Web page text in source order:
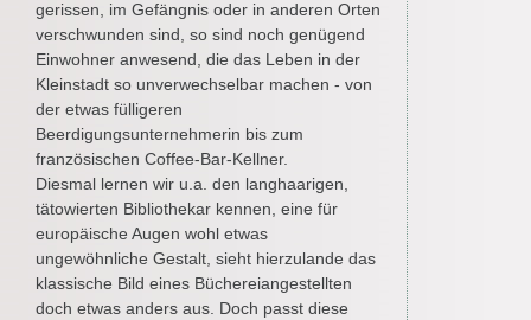
gerissen, im Gefängnis oder in anderen Orten
verschwunden sind, so sind noch genügend
Einwohner anwesend, die das Leben in der
Kleinstadt so unverwechselbar machen - von
der etwas fülligeren
Beerdigungsunternehmerin bis zum
französischen Coffee-Bar-Kellner.
Diesmal lernen wir u.a. den langhaarigen,
tätowierten Bibliothekar kennen, eine für
europäische Augen wohl etwas
ungewöhnliche Gestalt, sieht hierzulande das
klassische Bild eines Büchereiangestellten
doch etwas anders aus. Doch passt diese